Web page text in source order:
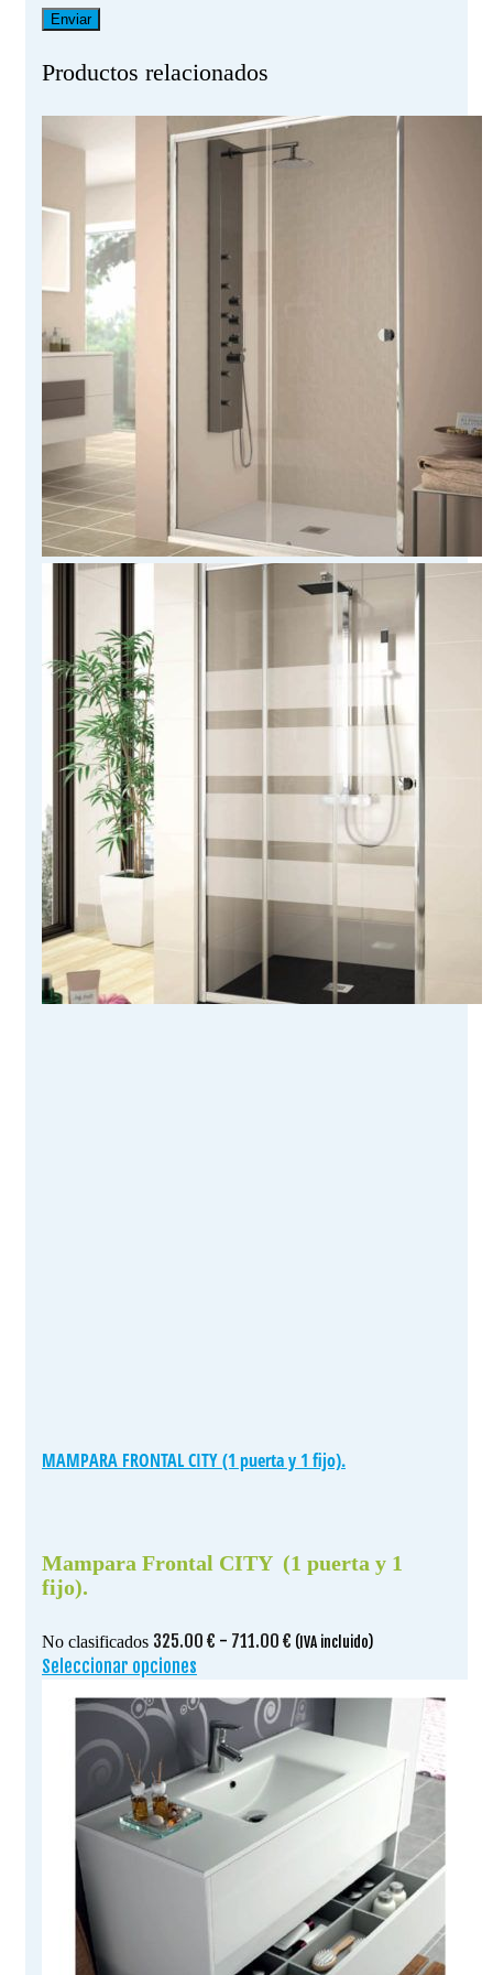
Productos relacionados
MAMPARA FRONTAL CITY (1 puerta y 1 fijo).
Mampara Frontal CITY (1 puerta y 1
fijo).
No clasificados 325.00 € - 711.00 € Rango
desde
325.00 €
hasta
711.00 €
(IVA incluido)
Seleccionar opciones
tiene
múltiples
variantes.
Las
opciones
pueden
elegir